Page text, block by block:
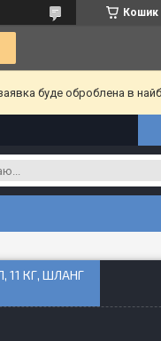
Кошик
буде оброблена в
11 КГ, ШЛАНГ